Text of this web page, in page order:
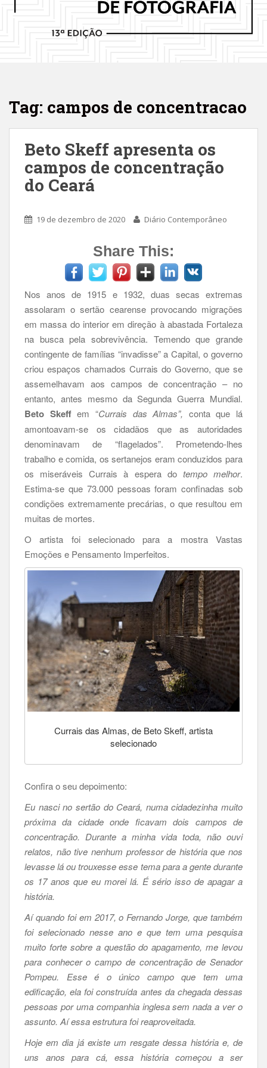
Tag: campos de concentracao
Beto Skeff apresenta os
campos de concentração
do Ceará
19 de dezembro de 2020 Diário Contemporâneo
Share This:
Nos anos de 1915 e 1932, duas secas extremas
assolaram o sertão cearense provocando migrações
em massa do interior em direção à abastada Fortaleza
na busca pela sobrevivência. Temendo que grande
contingente de famílias “invadisse” a Capital, o governo
criou espaços chamados Currais do Governo, que se
assemelhavam aos campos de concentração – no
entanto, antes mesmo da Segunda Guerra Mundial.
Beto Skeffem “Currais das Almas”, conta que lá
amontoavam-se os cidadãos que as autoridades
denominavam de “flagelados”. Prometendo-lhes
trabalho e comida, os sertanejos eram conduzidos para
os miseráveis Currais à espera do tempo melhor.
Estima-se que 73.000 pessoas foram confinadas sob
condições extremamente precárias, o que resultou em
muitas de mortes.
O artista foi selecionado para a mostra Vastas
Emoções e Pensamento Imperfeitos.
Currais das Almas, de Beto Skeff, artista
selecionado
Confira o seu depoimento:
Eu nasci no sertão do Ceará, numa cidadezinha muito
próxima da cidade onde ficavam dois campos de
concentração. Durante a minha vida toda, não ouvi
relatos, não tive nenhum professor de história que nos
levasse lá ou trouxesse esse tema para a gente durante
os 17 anos que eu morei lá. É sério isso de apagar a
história.
Aí quando foi em 2017, o Fernando Jorge, que também
foi selecionado nesse ano e que tem uma pesquisa
muito forte sobre a questão do apagamento, me levou
para conhecer o campo de concentração de Senador
Pompeu. Esse é o único campo que tem uma
edificação, ela foi construída antes da chegada dessas
pessoas por uma companhia inglesa sem nada a ver o
assunto. Aí essa estrutura foi reaproveitada.
Hoje em dia já existe um resgate dessa história e, de
uns anos para cá, essa história começou a ser